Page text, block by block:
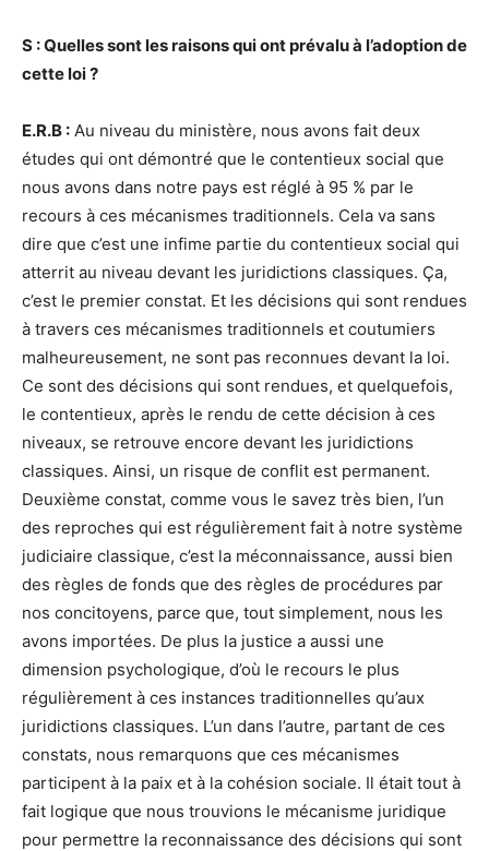
S : Quelles sont les raisons qui ont prévalu à l’adoption de
cette loi ?
E.R.B : Au niveau du ministère, nous avons fait deux
études qui ont démontré que le contentieux social que
nous avons dans notre pays est réglé à 95 % par le
recours à ces mécanismes traditionnels. Cela va sans
dire que c’est une infime partie du contentieux social qui
atterrit au niveau devant les juridictions classiques. Ça,
c’est le premier constat. Et les décisions qui sont rendues
à travers ces mécanismes traditionnels et coutumiers
malheureusement, ne sont pas reconnues devant la loi.
Ce sont des décisions qui sont rendues, et quelquefois,
le contentieux, après le rendu de cette décision à ces
niveaux, se retrouve encore devant les juridictions
classiques. Ainsi, un risque de conflit est permanent.
Deuxième constat, comme vous le savez très bien, l’un
des reproches qui est régulièrement fait à notre système
judiciaire classique, c’est la méconnaissance, aussi bien
des règles de fonds que des règles de procédures par
nos concitoyens, parce que, tout simplement, nous les
avons importées. De plus la justice a aussi une
dimension psychologique, d’où le recours le plus
régulièrement à ces instances traditionnelles qu’aux
juridictions classiques. L’un dans l’autre, partant de ces
constats, nous remarquons que ces mécanismes
participent à la paix et à la cohésion sociale. Il était tout à
fait logique que nous trouvions le mécanisme juridique
pour permettre la reconnaissance des décisions qui sont